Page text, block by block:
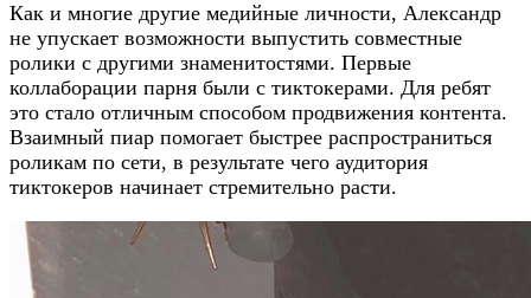
Как и многие другие медийные личности, Александр
не упускает возможности выпустить совместные
ролики с другими знаменитостями. Первые
коллаборации парня были с тиктокерами. Для ребят
это стало отличным способом продвижения контента.
Взаимный пиар помогает быстрее распространиться
роликам по сети, в результате чего аудитория
тиктокеров начинает стремительно расти.